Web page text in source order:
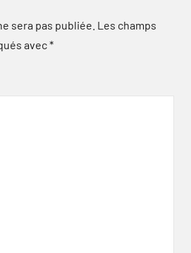
sera pas publiée. Les champs
avec*